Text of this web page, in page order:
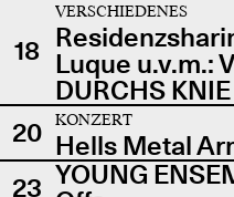
18
VERSCHIEDENES
Luque u.v.m.:
DURCHS
20
KONZERT
Hells Metal
23 YOUNG